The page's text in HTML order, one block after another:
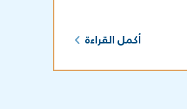
أكمل القراءة